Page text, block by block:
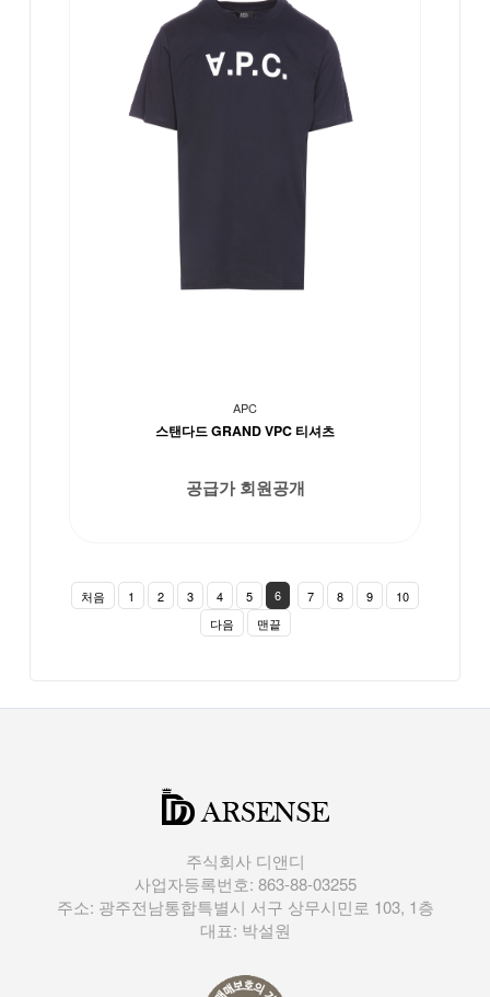
APC
스탠다드 GRAND VPC 티셔츠
공급가 회원공개
처음 1 2 3 4 5 6 7 8 9
10
다음
맨끝
주식회사 디앤디
사업자등록번호: 863-88-03255
주소: 광주전남통합특별시 서구 상무시민로 103, 1층
대표: 박설원